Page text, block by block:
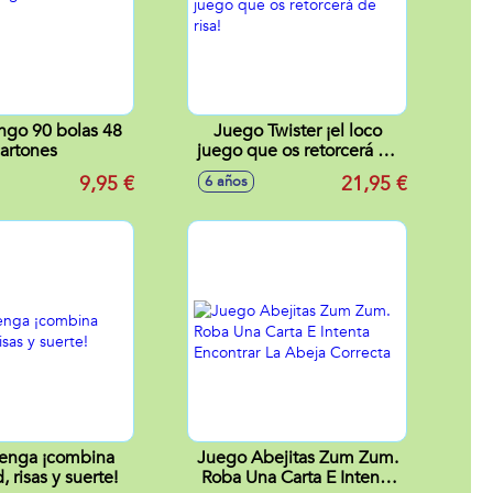
90 bolas 48
9,95 €
Juego Twister ¡el loco
juego que os retorcerá de
6 años 21,95 €
¡combina
risas y suerte!
Juego Abejitas Zum Zum.
Roba Una Carta E Intenta